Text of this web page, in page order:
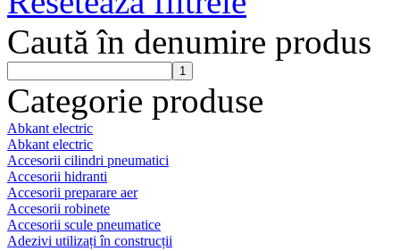
Caută în denumire produs
Categorie produse
Abkant electric
Abkant electric
Accesorii cilindri pneumatici
Accesorii hidranti
Accesorii preparare aer
Accesorii robinete
Accesorii scule pneumatice
Adezivi utilizați în construcții